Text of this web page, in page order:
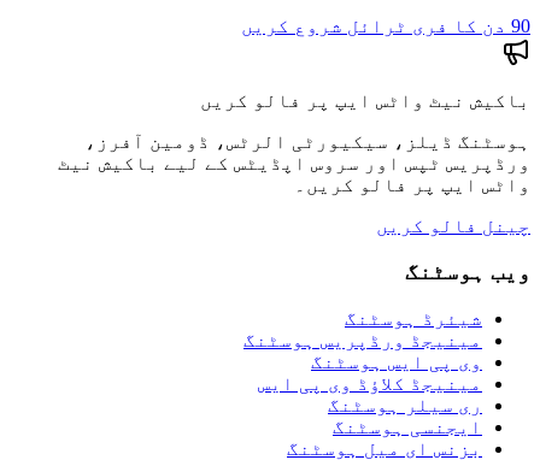
90 دن کا فری ٹرائل شروع کریں
باکیش نیٹ واٹس ایپ پر فالو کریں
ہوسٹنگ ڈیلز، سیکیورٹی الرٹس، ڈومین آفرز،
ورڈپریس ٹپس اور سروس اپڈیٹس کے لیے باکیش نیٹ
واٹس ایپ پر فالو کریں۔
چینل فالو کریں
ویب ہوسٹنگ
شیئرڈ ہوسٹنگ
مینیجڈ ورڈپریس ہوسٹنگ
وی پی ایس ہوسٹنگ
مینیجڈ کلاؤڈ وی پی ایس
ری سیلر ہوسٹنگ
ایجنسی ہوسٹنگ
بزنس ای میل ہوسٹنگ